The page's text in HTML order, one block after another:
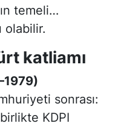
temeli…
katliamı
sonrası:
KDPI